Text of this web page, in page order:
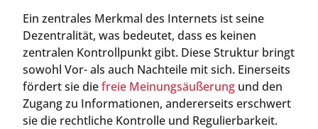
Ein zentrales Merkmal des Internets ist seine
Dezentralität, was bedeutet, dass es keinen
zentralen Kontrollpunkt gibt. Diese Struktur bringt
sowohl Vor- als auch Nachteile mit sich. Einerseits
fördert sie diefreie Meinungsäußerung und den
Zugang zu Informationen, andererseits erschwert
sie die rechtliche Kontrolle und Regulierbarkeit.